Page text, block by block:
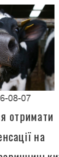
08-07
отримати
на